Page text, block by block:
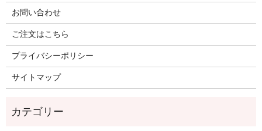
お問い合わせ
ご注文はこちら
プライバシーポリシー
サイトマップ